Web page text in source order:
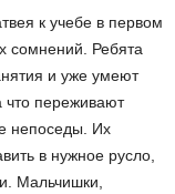
к учебе в первом
сомнений. Ребята
и уже умеют
что переживают
непоседы. Их
в нужное русло,
Мальчишки,